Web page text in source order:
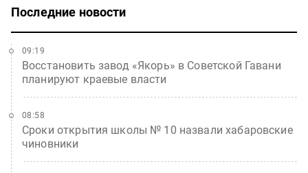
Последние новости
Восстановить завод «Якорь» в Советской Гавани
планируют краевые власти
09:19
Сроки открытия школы № 10 назвали хабаровские
чиновники
08:58